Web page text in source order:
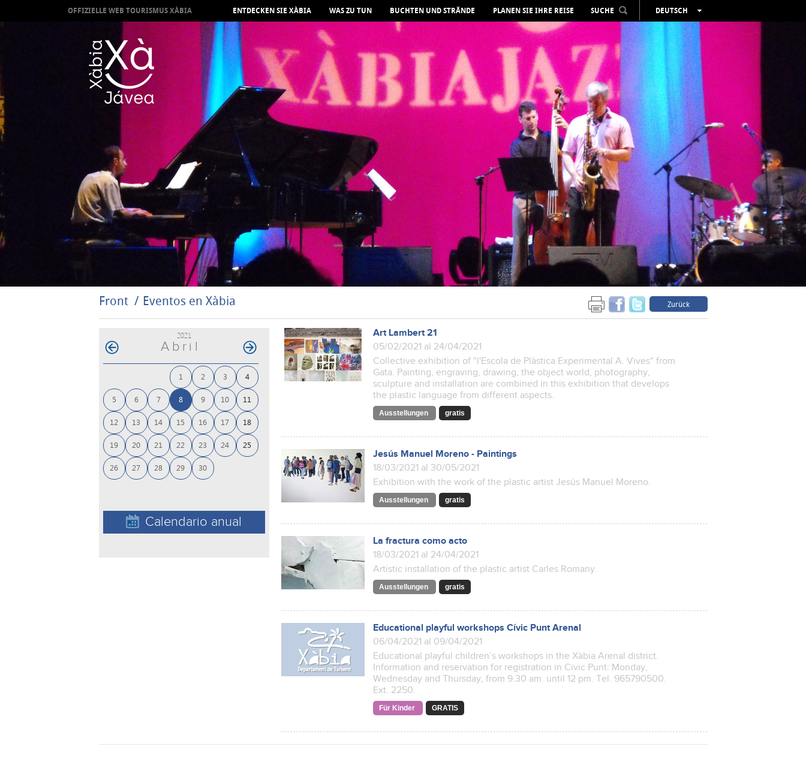
OFFIZIELLE WEB TOURISMUS XÀBIA ENTDECKEN SIE XÀBIA WAS ZU TUN BUCHTEN UND STRÄNDE PLANEN SIE IHRE REISE SUCHE
DEUTSCH
ESPAÑOL
VALENCIÀ
ENGLISH
FRANÇAIS
РУССКИЙ
Front Eventos en Xàbia Zurück
2021
Abril
1 2 3 4
5 6 7 8 9 10 11
12 13 14 15 16 17 18
19 20 21 22 23 24 25
26 27 28 29 30
Calendario anual
Art Lambert 21
05/02/2021 al 24/04/2021
Collective exhibition of "l'Escola de Plàstica Experimental A. Vives" from
Gata. Painting, engraving, drawing, the object world, photography,
sculpture and installation are combined in this exhibition that develops
the plastic language from different aspects.
Ausstellungen gratis
Jesús Manuel Moreno - Paintings
18/03/2021 al 30/05/2021
Exhibition with the work of the plastic artist Jesús Manuel Moreno.
Ausstellungen gratis
La fractura como acto
18/03/2021 al 24/04/2021
Artistic installation of the plastic artist Carles Romany.
Ausstellungen gratis
Educational playful workshops Cívic Punt Arenal
06/04/2021 al 09/04/2021
Educational playful children’s workshops in the Xàbia Arenal district.
Information and reservation for registration in Civic Punt: Monday,
Wednesday and Thursday, from 9.30 am. until 12 pm. Tel. 965790500.
Ext. 2250.
Für Kinder GRATIS